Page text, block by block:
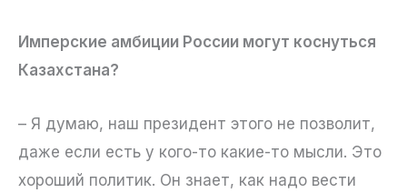
Имперские амбиции России могут коснуться
Казахстана?
– Я думаю, наш президент этого не позволит,
даже если есть у кого-то какие-то мысли. Это
хороший политик. Он знает, как надо вести